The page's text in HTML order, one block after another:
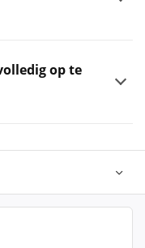
op te